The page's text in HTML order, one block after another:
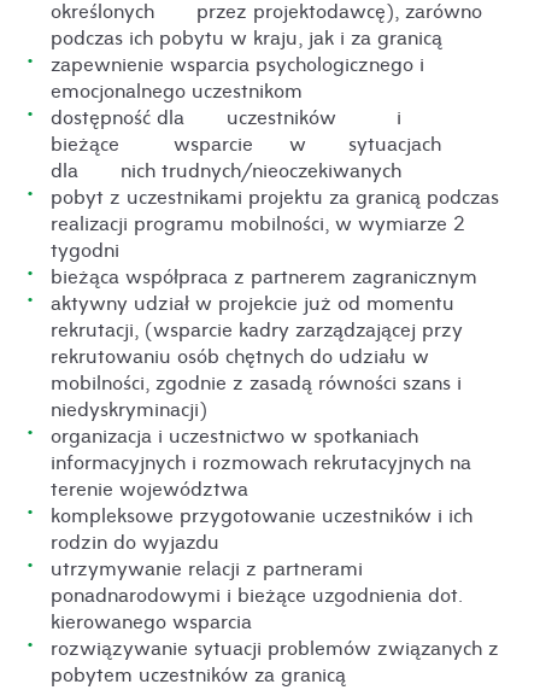
określonych przez projektodawcę), zarówno
podczas ich pobytu w kraju, jak i za granicą
zapewnienie wsparcia psychologicznego i
emocjonalnego uczestnikom
dostępność dla uczestników i
bieżące wsparcie w sytuacjach
dla nich trudnych/nieoczekiwanych
pobyt z uczestnikami projektu za granicą podczas
realizacji programu mobilności, w wymiarze 2
tygodni
bieżąca współpraca z partnerem zagranicznym
aktywny udział w projekcie już od momentu
rekrutacji, (wsparcie kadry zarządzającej przy
rekrutowaniu osób chętnych do udziału w
mobilności, zgodnie z zasadą równości szans i
niedyskryminacji)
organizacja i uczestnictwo w spotkaniach
informacyjnych i rozmowach rekrutacyjnych na
terenie województwa
kompleksowe przygotowanie uczestników i ich
rodzin do wyjazdu
utrzymywanie relacji z partnerami
ponadnarodowymi i bieżące uzgodnienia dot.
kierowanego wsparcia
rozwiązywanie sytuacji problemów związanych z
pobytem uczestników za granicą